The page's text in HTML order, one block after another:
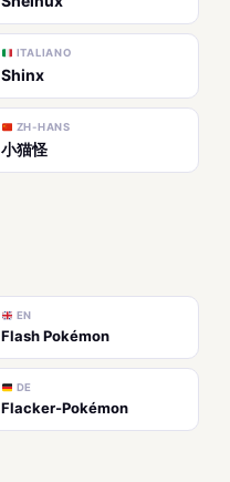
ITALIANO
Shinx
ZH-HANS
小猫怪
EN
Flash Pokémon
DE
Flacker-Pokémon